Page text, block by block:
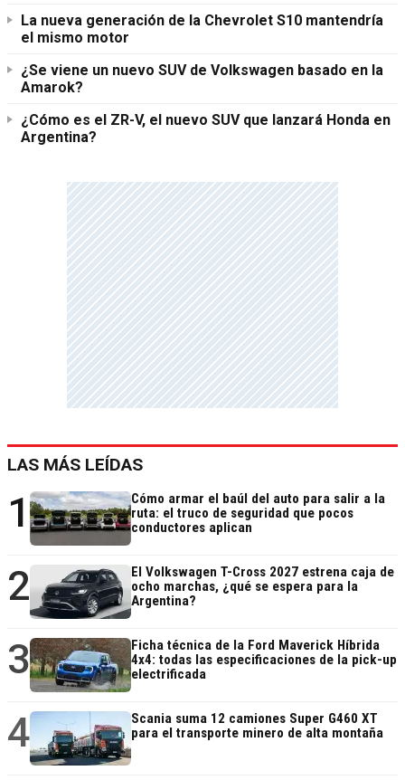
La nueva generación de la Chevrolet S10 mantendría
el mismo motor
¿Se viene un nuevo SUV de Volkswagen basado en la
Amarok?
¿Cómo es el ZR-V, el nuevo SUV que lanzará Honda en
Argentina?
LAS MÁS LEÍDAS
1
Cómo armar el baúl del auto para salir a la
ruta: el truco de seguridad que pocos
conductores aplican
2
El Volkswagen T-Cross 2027 estrena caja de
ocho marchas, ¿qué se espera para la
Argentina?
3
Ficha técnica de la Ford Maverick Híbrida
4x4: todas las especificaciones de la pick-up
electrificada
4
Scania suma 12 camiones Super G460 XT
para el transporte minero de alta montaña